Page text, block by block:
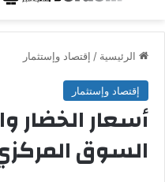
الرئيسية / إقتصاد وإستثمار
إقتصاد وإستثمار
أسعار الخضار
السوق